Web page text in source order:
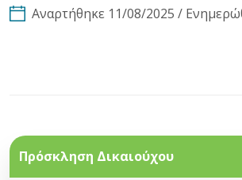
Αναρτήθηκε 11/08/2025 /
Πρόσκληση Δικαιούχου